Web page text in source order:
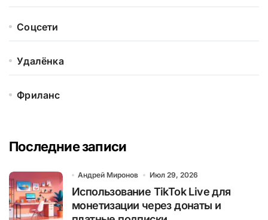
Соцсети
Удалёнка
Фриланс
Последние записи
Андрей Миронов Июл 29, 2026
Использование TikTok Live для
монетизации через донаты и